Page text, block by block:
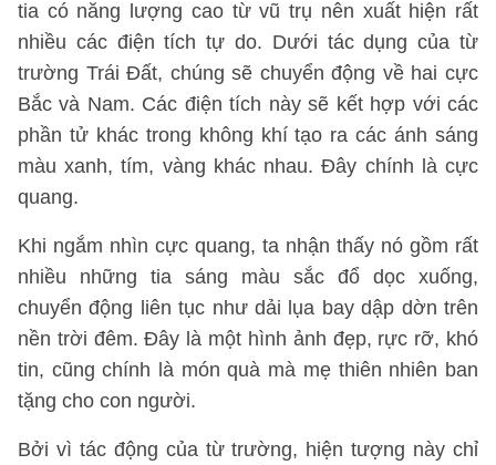
tia có năng lượng cao từ vũ trụ nên xuất hiện rất
nhiều các điện tích tự do. Dưới tác dụng của từ
trường Trái Đất, chúng sẽ chuyển động về hai cực
Bắc và Nam. Các điện tích này sẽ kết hợp với các
phần tử khác trong không khí tạo ra các ánh sáng
màu xanh, tím, vàng khác nhau. Đây chính là cực
quang.
Khi ngắm nhìn cực quang, ta nhận thấy nó gồm rất
nhiều những tia sáng màu sắc đổ dọc xuống,
chuyển động liên tục như dải lụa bay dập dờn trên
nền trời đêm. Đây là một hình ảnh đẹp, rực rỡ, khó
tin, cũng chính là món quà mà mẹ thiên nhiên ban
tặng cho con người.
Bởi vì tác động của từ trường, hiện tượng này chỉ